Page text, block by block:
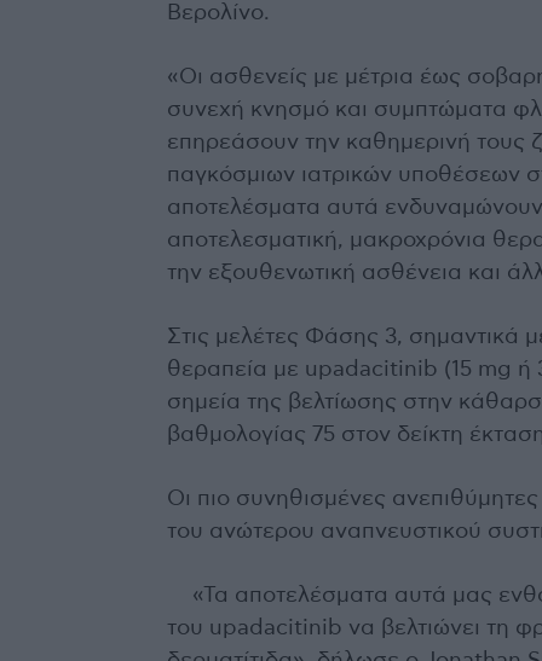
Βερολίνο.
«Οι ασθενείς με μέτρια έως
συνεχή κνησμό και συμπτώματα
επηρεάσουν την καθημερινή τους
παγκόσμιων ιατρικών υποθέσεων
αποτελέσματα αυτά
αποτελεσματική, μακροχρόνια
την εξουθενωτική ασθένεια και
Στις μελέτες Φάσης 3,
θεραπεία με upadacitinib (15 mg ή
σημεία της βελτίωσης στην
βαθμολογίας 75 στον δείκτη
Οι πιο συνηθισμένες ανεπιθύμητες
του ανώτερου αναπνευστικού
«Τα αποτελέσματα αυτά μας
του upadacitinib να βελτιώνει τη